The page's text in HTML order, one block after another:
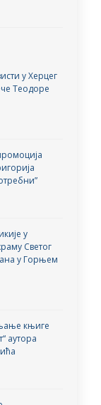
у Херцег
Теодоре
у
Светог
у Горњем
књиге
аутора